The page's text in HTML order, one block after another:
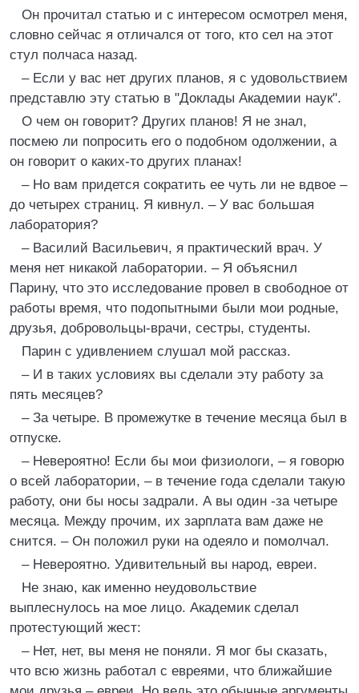
Он прочитал статью и с интересом осмотрел меня,
словно сейчас я отличался от того, кто сел на этот
стул полчаса назад.
– Если у вас нет других планов, я с удовольствием
представлю эту статью в "Доклады Академии наук".
О чем он говорит? Других планов! Я не знал,
посмею ли попросить его о подобном одолжении, а
он говорит о каких-то других планах!
– Но вам придется сократить ее чуть ли не вдвое –
до четырех cтpaниц. Я кивнул. – У вас большая
лаборатория?
– Василий Васильевич, я практический врач. У
меня нет никакой лаборатории. – Я объяснил
Парину, что это исследование провел в свободное от
работы время, что подопытными были мои родные,
друзья, добровольцы-врачи, сестры, студенты.
Парин с удивлением слушал мой рассказ.
– И в таких условиях вы сделали эту работу за
пять месяцев?
– За четыре. В промежутке в течение месяца был в
отпуске.
– Невероятно! Если бы мои физиологи, – я говорю
о всей лаборатории, – в течение года сделали такую
работу, они бы носы задрали. А вы один -за четыре
месяца. Между прочим, их зарплата вам даже не
снится. – Он положил руки на одеяло и помолчал.
– Невероятно. Удивительный вы народ, евреи.
Не знаю, как именно неудовольствие
выплеснулось на мое лицо. Академик сделал
протестующий жест:
– Нет, нет, вы меня не поняли. Я мог бы сказать,
что всю жизнь работал с евреями, что ближайшие